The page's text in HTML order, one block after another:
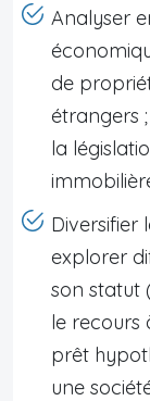
Analyser
de
étrangers
la
Diversifier
explorer
son statut
le recours
prêt
une